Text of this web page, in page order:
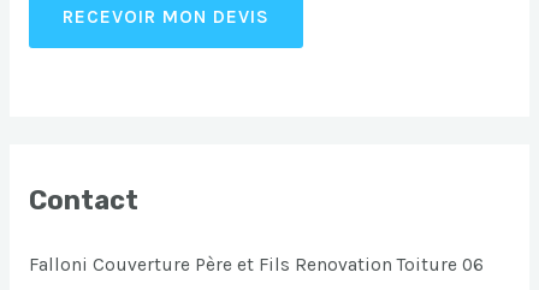
RECEVOIR MON DEVIS
Contact
Falloni Couverture Père et Fils Renovation Toiture 06